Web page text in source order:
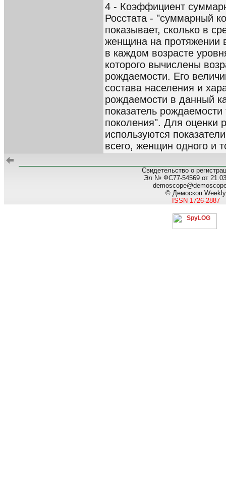
4 - Коэффициент
Росстата - "суммарный
показывает, сколько в
женщина на протяжении
в каждом возрасте
которого вычислены
рождаемости. Его
состава населения и
рождаемости в данный
показатель
поколения". Для оценки
используются
всего, женщин одного и
Свидетельство о
Эл № ФС77-54569 от
© Демоскоп Weekly
ISSN 1726-2887